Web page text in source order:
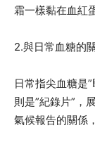
霜一樣黏在血紅
2.與日常血糖的
日常指尖血糖是
則是”紀錄片”，
氣候報告的關係